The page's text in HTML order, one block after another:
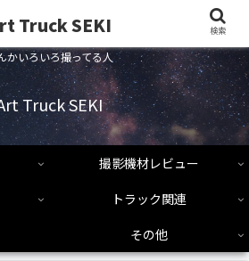
かいろいろ撮ってる人
Truck SEKI
撮影機材レビュー
トラック関連
その他
Truck SEKI 検索